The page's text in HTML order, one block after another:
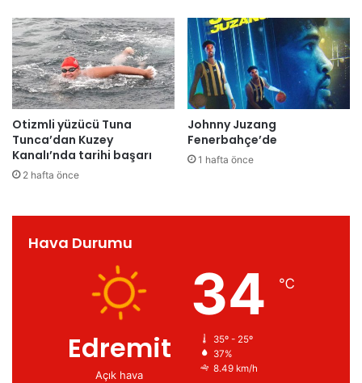
Otizmli yüzücü Tuna
Tunca’dan Kuzey
Kanalı’nda tarihi başarı
2 hafta önce
Johnny Juzang
Fenerbahçe’de
1 hafta önce
Hava Durumu
Edremit
Açık hava
34 ℃
35º - 25º
37%
8.49 km/h